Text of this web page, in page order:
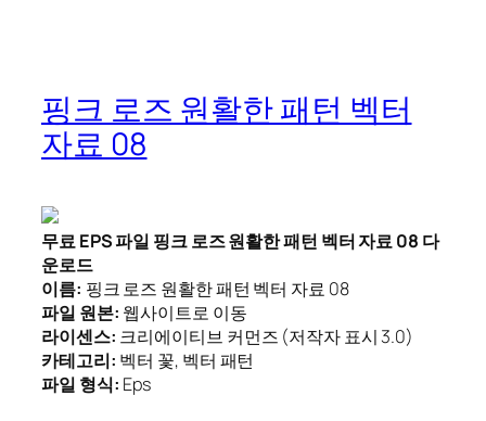
핑크 로즈 원활한 패턴 벡터
자료 08
무료 EPS 파일 핑크 로즈 원활한 패턴 벡터 자료 08 다
운로드
이름: 핑크 로즈 원활한 패턴 벡터 자료 08
파일 원본: 웹사이트로 이동
라이센스: 크리에이티브 커먼즈 (저작자 표시 3.0)
카테고리: 벡터 꽃, 벡터 패턴
파일 형식: Eps